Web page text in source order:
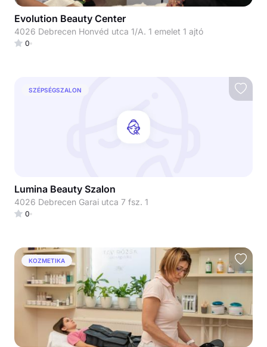
Evolution Beauty Center
4026 Debrecen Honvéd utca 1/A. 1 emelet 1 ajtó
0
SZÉPSÉGSZALON
Lumina Beauty Szalon
4026 Debrecen Garai utca 7 fsz. 1
0
KOZMETIKA